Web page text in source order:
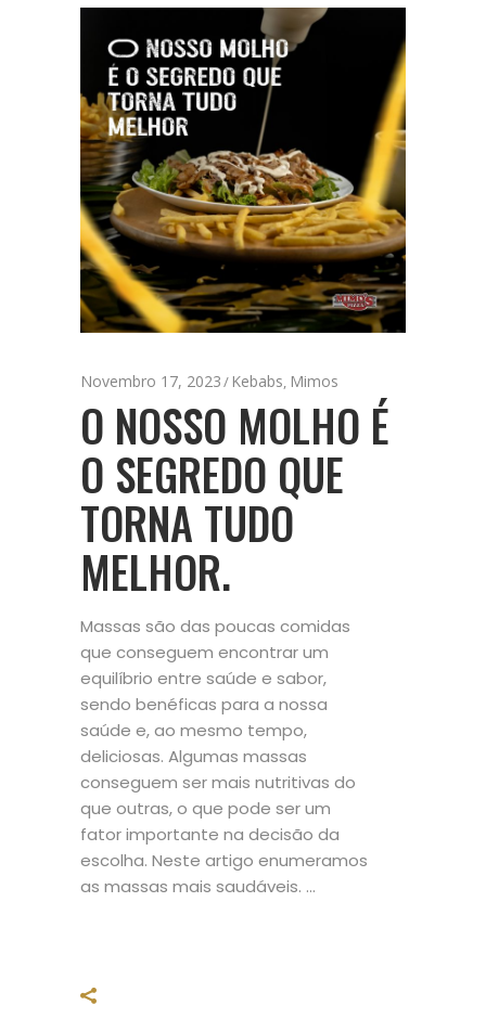
Novembro 17, 2023 Kebabs, Mimos
O NOSSO MOLHO É
O SEGREDO QUE
TORNA TUDO
MELHOR.
Massas são das poucas comidas
que conseguem encontrar um
equilíbrio entre saúde e sabor,
sendo benéficas para a nossa
saúde e, ao mesmo tempo,
deliciosas. Algumas massas
conseguem ser mais nutritivas do
que outras, o que pode ser um
fator importante na decisão da
escolha. Neste artigo enumeramos
as massas mais saudáveis.